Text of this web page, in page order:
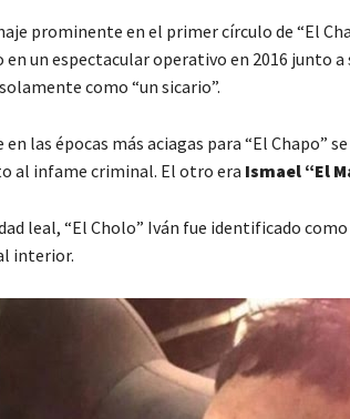
prominente en el primer círculo de “El
en un espectacular operativo en 2016 junto
como “un sicario”.
las épocas más aciagas para “El Chapo”
al infame criminal. El otro era Ismael “El
leal, “El Cholo” Iván fue identificado
interior.